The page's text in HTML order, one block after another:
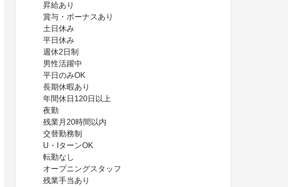
昇給あり
賞与・ボーナスあり
土日休み
平日休み
週休2日制
男性活躍中
平日のみOK
長期休暇あり
年間休日120日以上
夜勤
残業月20時間以内
交替勤務制
U・IターンOK
転勤なし
オープニングスタッフ
残業手当あり